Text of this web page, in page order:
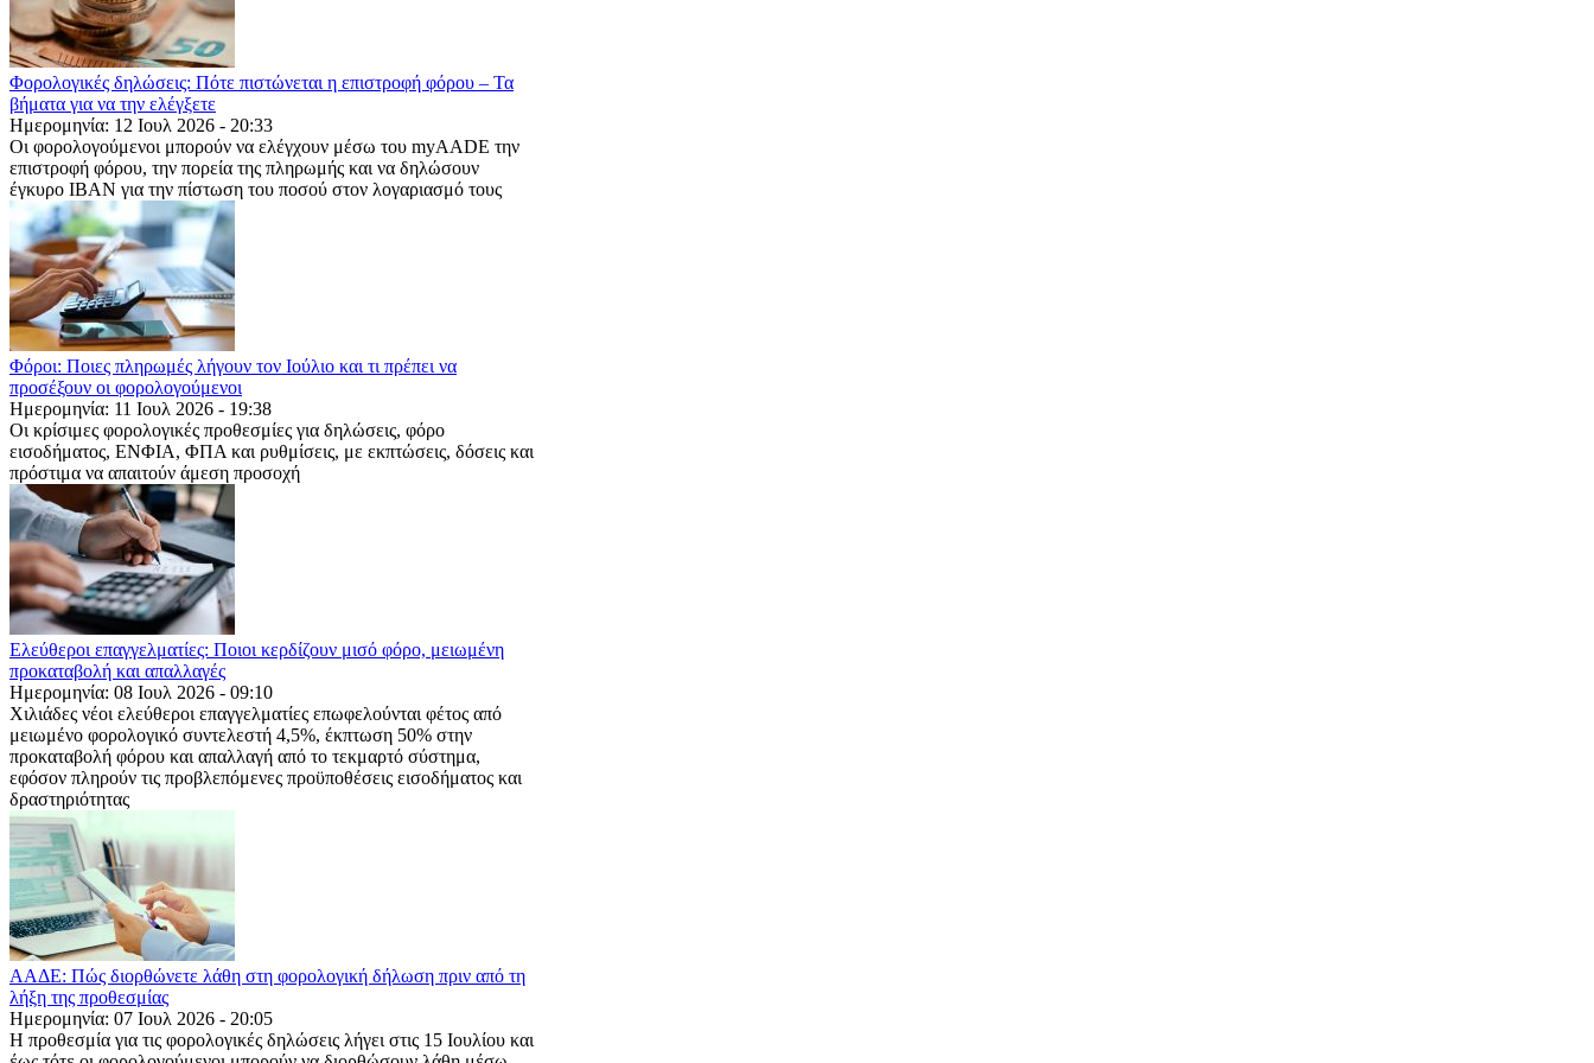
Φορολογικές δηλώσεις: Πότε πιστώνεται η επιστροφή φόρου – Τα
βήματα για να την ελέγξετε
Ημερομηνία: 12 Ιουλ 2026 - 20:33
Οι φορολογούμενοι μπορούν να ελέγχουν μέσω του myAADE την
επιστροφή φόρου, την πορεία της πληρωμής και να δηλώσουν
έγκυρο IBAN για την πίστωση του ποσού στον λογαριασμό τους
Φόροι: Ποιες πληρωμές λήγουν τον Ιούλιο και τι πρέπει να
προσέξουν οι φορολογούμενοι
Ημερομηνία: 11 Ιουλ 2026 - 19:38
Οι κρίσιμες φορολογικές προθεσμίες για δηλώσεις, φόρο
εισοδήματος, ΕΝΦΙΑ, ΦΠΑ και ρυθμίσεις, με εκπτώσεις, δόσεις και
πρόστιμα να απαιτούν άμεση προσοχή
Ελεύθεροι επαγγελματίες: Ποιοι κερδίζουν μισό φόρο, μειωμένη
προκαταβολή και απαλλαγές
Ημερομηνία: 08 Ιουλ 2026 - 09:10
Χιλιάδες νέοι ελεύθεροι επαγγελματίες επωφελούνται φέτος από
μειωμένο φορολογικό συντελεστή 4,5%, έκπτωση 50% στην
προκαταβολή φόρου και απαλλαγή από το τεκμαρτό σύστημα,
εφόσον πληρούν τις προβλεπόμενες προϋποθέσεις εισοδήματος και
δραστηριότητας
ΑΑΔΕ: Πώς διορθώνετε λάθη στη φορολογική δήλωση πριν από τη
λήξη της προθεσμίας
Ημερομηνία: 07 Ιουλ 2026 - 20:05
Η προθεσμία για τις φορολογικές δηλώσεις λήγει στις 15 Ιουλίου και